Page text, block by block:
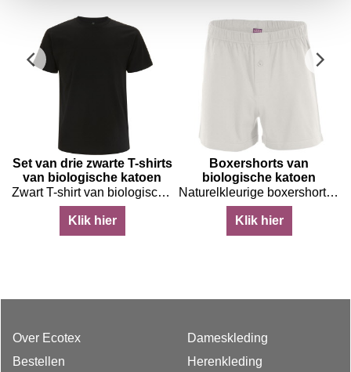
Set van drie zwarte T-shirts
van biologische katoen
Zwart T-shirt van biologische katoen, set van drie stuks
Klik hier
Boxershorts van
biologische katoen
Naturelkleurige boxershorts van biologische katoen
Klik hier
Over Ecotex
Bestellen
Dameskleding
Herenkleding